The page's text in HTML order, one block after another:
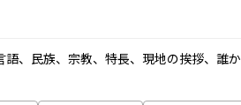
、民族、宗教、特長、現地の挨拶、誰か